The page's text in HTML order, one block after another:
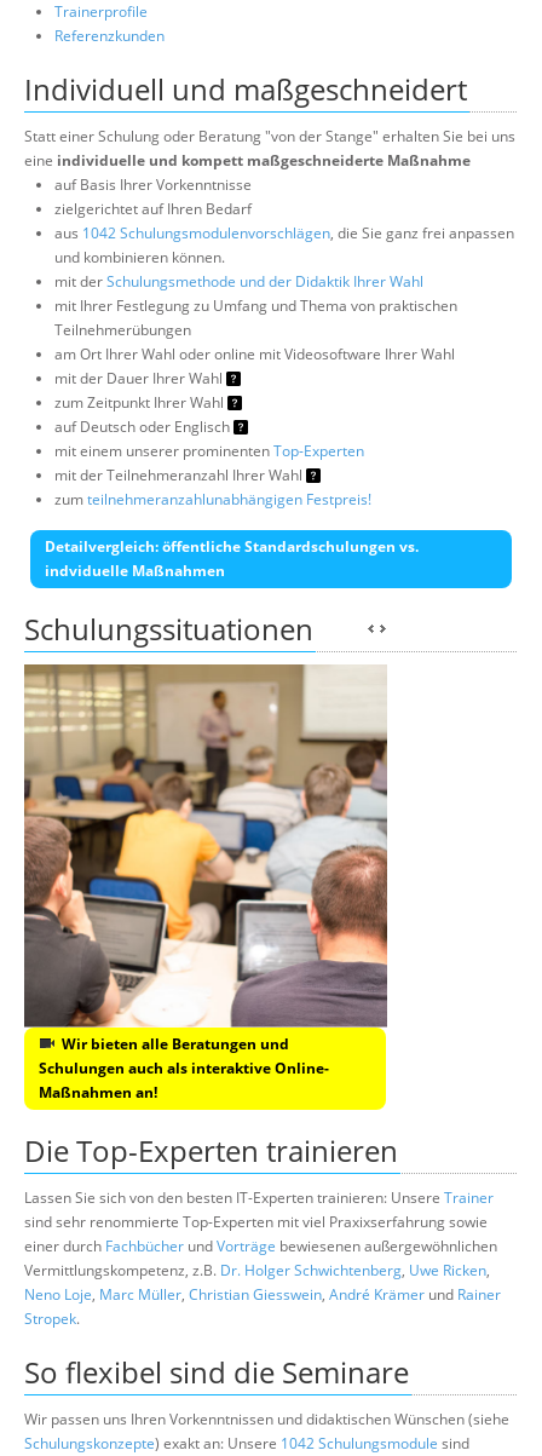
Trainerprofile
Referenzkunden
Individuell und maßgeschneidert
Statt einer Schulung oder Beratung "von der Stange" erhalten Sie bei uns
eine individuelle und kompett maßgeschneiderte Maßnahme
auf Basis Ihrer Vorkenntnisse
zielgerichtet auf Ihren Bedarf
aus 1042 Schulungsmodulenvorschlägen, die Sie ganz frei anpassen
und kombinieren können.
mit derSchulungsmethode und der Didaktik Ihrer Wahl
mit Ihrer Festlegung zu Umfang und Thema von praktischen
Teilnehmerübungen
am Ort Ihrer Wahl oder online mit Videosoftware Ihrer Wahl
mit der Dauer Ihrer Wahl
zum Zeitpunkt Ihrer Wahl
auf Deutsch oder Englisch
mit einem unserer prominentenTop-Experten
mit der Teilnehmeranzahl Ihrer Wahl
zumteilnehmeranzahlunabhängigen Festpreis!
Detailvergleich: öffentliche Standardschulungen vs.
indviduelle Maßnahmen
Schulungssituationen
Wir bieten alle Beratungen und
Schulungen auch als interaktive Online-
Maßnahmen an!
Die Top-Experten trainieren
Lassen Sie sich von den besten IT-Experten trainieren: Unsere Trainer
sind sehr renommierte Top-Experten mit viel Praxixserfahrung sowie
einer durch Fachbücher undVorträge bewiesenen außergewöhnlichen
Vermittlungskompetenz, z.B. Dr. Holger Schwichtenberg, Uwe Ricken,
Neno Loje, Marc Müller, Christian Giesswein, André Krämer und Rainer
Stropek.
So flexibel sind die Seminare
Wir passen uns Ihren Vorkenntnissen und didaktischen Wünschen (siehe
Schulungskonzepte) exakt an: Unsere 1042 Schulungsmodule sind